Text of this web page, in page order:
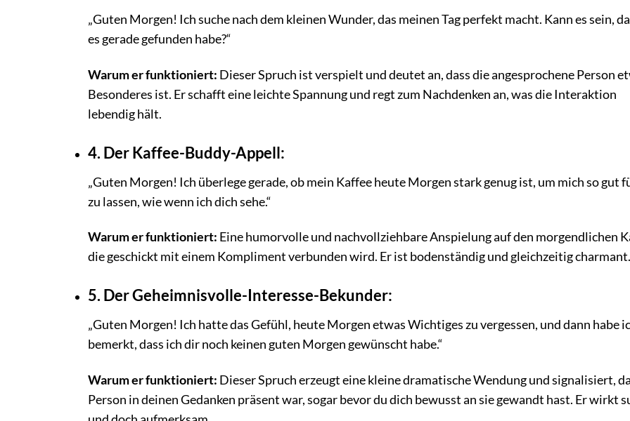
„Guten Morgen! Ich suche nach dem kleinen Wunder, das meinen Tag perfekt macht. Kann es sein,
es gerade gefunden habe?“
Warum er funktioniert: Dieser Spruch ist verspielt und deutet an, dass die angesprochene Person
Besonderes ist. Er schafft eine leichte Spannung und regt zum Nachdenken an, was die Interaktion
lebendig hält.
4. Der Kaffee-Buddy-Appell:
„Guten Morgen! Ich überlege gerade, ob mein Kaffee heute Morgen stark genug ist, um mich so gut
zu lassen, wie wenn ich dich sehe.“
Warum er funktioniert: Eine humorvolle und nachvollziehbare Anspielung auf den morgendlichen
die geschickt mit einem Kompliment verbunden wird. Er ist bodenständig und gleichzeitig charmant.
5. Der Geheimnisvolle-Interesse-Bekunder:
„Guten Morgen! Ich hatte das Gefühl, heute Morgen etwas Wichtiges zu vergessen, und dann habe
bemerkt, dass ich dir noch keinen guten Morgen gewünscht habe.“
Warum er funktioniert: Dieser Spruch erzeugt eine kleine dramatische Wendung und signalisiert,
Person in deinen Gedanken präsent war, sogar bevor du dich bewusst an sie gewandt hast. Er wirkt